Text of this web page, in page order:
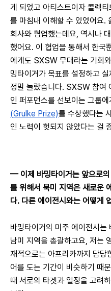
게 되었고 아티스트이자 콜렉
를 마침내 이해할 수 있었어요
회사와 협업했는데요, 역시나
했어요. 이 협업을 통해서 한국
에게도 SXSW 무대라는 기회
밍타이거가 목표를 설정하고
정말 놀랐습니다. SXSW 참여
인 퍼포먼스를 선보이는 그룹
(Grulke Prize)를 수상했다는
인 노력이 헛되지 않았다는 걸
— 이제 바밍타이거는 앞으로
를 위해서 북미 지역은 새로운
다. 다른 에이전시와는 어떻게
바밍타이거의 미주 에이전시
남미 지역을 총괄하고요, 저는
재적으로는 아프리카까지 담당
어를 도는 기간이 비슷하기 때
때 서로의 타겟과 일정을 고려